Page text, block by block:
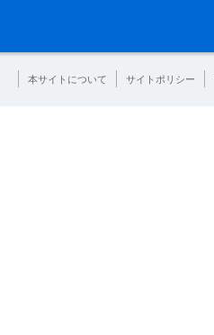
本サイトについて サイトポリシー